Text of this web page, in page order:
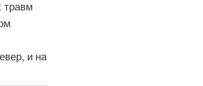
травм
и на